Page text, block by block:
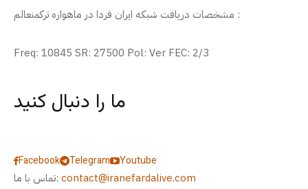
مشخصات دریافت شبکه ایران فردا در ماهواره ترکمنعالم :
Freq: 10845 SR: 27500 Pol: Ver FEC: 2/3
ما را دنبال کنید
Facebook Telegram
Youtube
تماس با ما: contact@iranefardalive.com